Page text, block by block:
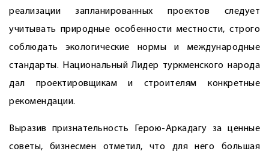
реализации запланированных проектов следует
учитывать природные особенности местности, строго
соблюдать экологические нормы и международные
стандарты. Национальный Лидер туркменского народа
дал проектировщикам и строителям конкретные
рекомендации.
Выразив признательность Герою-Аркадагу за ценные
советы, бизнесмен отметил, что для него большая